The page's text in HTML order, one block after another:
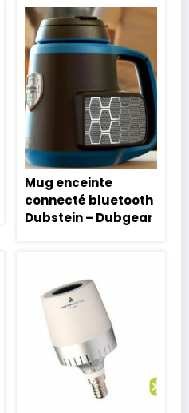
Mug enceinte
connecté bluetooth
Dubstein – Dubgear